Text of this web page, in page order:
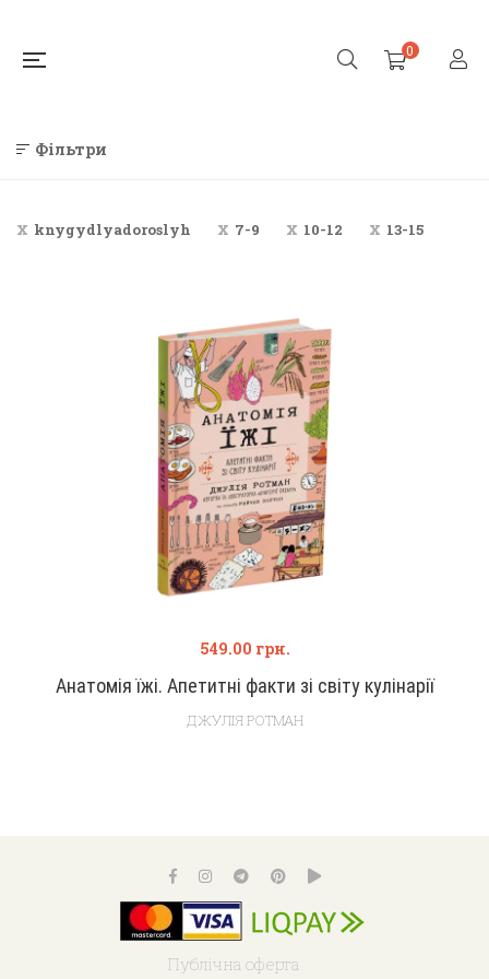
0
Фільтри
knygydlyadoroslyh 7-9 10-12 13-15
Анатомія їжі. Апетитні факти зі світу кулінарії
549.00 грн.
ДЖУЛІЯ РОТМАН
Публічна оферта